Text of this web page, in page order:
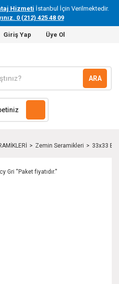
Hizmeti İstanbul İçin Verilmektedir.
0 (212) 425 48 09
Giriş Yap Üye Ol
ARA
Zemin Seramikleri 33x33